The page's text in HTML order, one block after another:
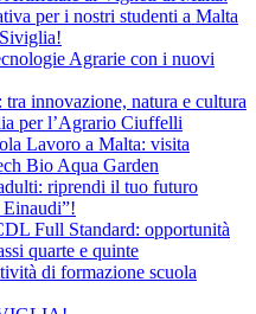
per i nostri studenti a Malta
Agrarie con i nuovi
innovazione, natura e cultura
per l’Agrario Ciuffelli
Lavoro a Malta: visita
Bio Aqua Garden
riprendi il tuo futuro
Full Standard: opportunità
quarte e quinte
di formazione scuola